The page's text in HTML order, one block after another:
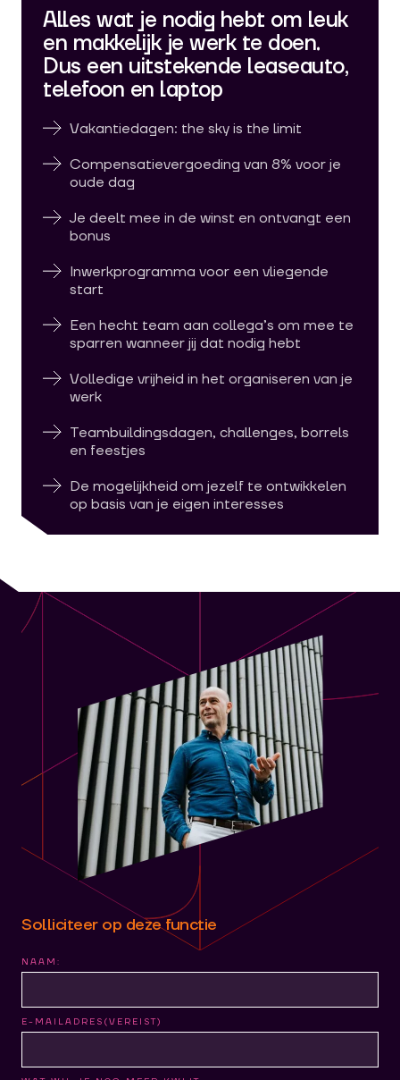
Alles wat je nodig hebt om leuk
en makkelijk je werk te doen.
Dus een uitstekende leaseauto,
telefoon en laptop
Vakantiedagen: the sky is the limit
Compensatievergoeding van 8% voor je
oude dag
Je deelt mee in de winst en ontvangt een
bonus
Inwerkprogramma voor een vliegende
start
Een hecht team aan collega’s om mee te
sparren wanneer jij dat nodig hebt
Volledige vrijheid in het organiseren van je
werk
Teambuildingsdagen, challenges, borrels
en feestjes
De mogelijkheid om jezelf te ontwikkelen
op basis van je eigen interesses
Solliciteer op deze functie
NAAM:
E-MAILADRES (VEREIST)